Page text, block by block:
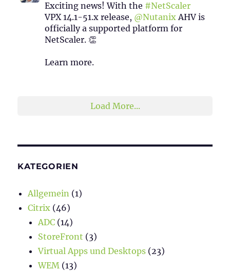
Exciting news! With the #NetScaler
VPX 14.1-51.x release, @NutanixAHV is
officially a supported platform for
NetScaler. 👏
Learn more.
Load More...
KATEGORIEN
Allgemein (1)
Citrix (46)
ADC (14)
StoreFront (3)
Virtual Apps und Desktops (23)
WEM (13)